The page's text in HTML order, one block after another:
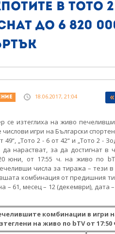
в Тото
до 6 820
18.06.2017, 21:04
се изтеглиха на живо
числови игри на Български
49“, „Тото 2 - 6 от 42“ и „Тото 2 -
нарастват, за да достигнат в
юни, от 17:55 ч. на живо по
числа за тиража – тези в
комбинация от предишния
– 61, месец – 12 (декември), дата
комбинации в игри
на живо по bTV от 17:50